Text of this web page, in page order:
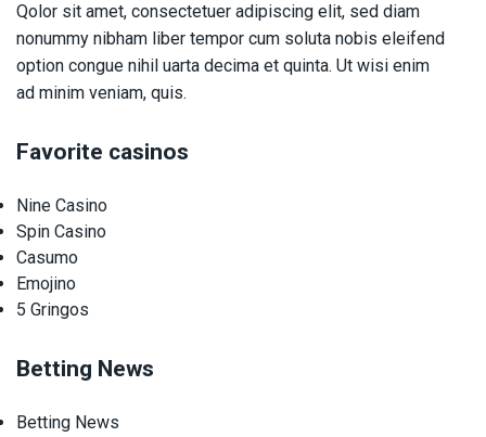
Qolor sit amet, consectetuer adipiscing elit, sed diam
nonummy nibham liber tempor cum soluta nobis eleifend
option congue nihil uarta decima et quinta. Ut wisi enim
ad minim veniam, quis.
Favorite casinos
Nine Casino
Spin Casino
Casumo
Emojino
5 Gringos
Betting News
Betting News